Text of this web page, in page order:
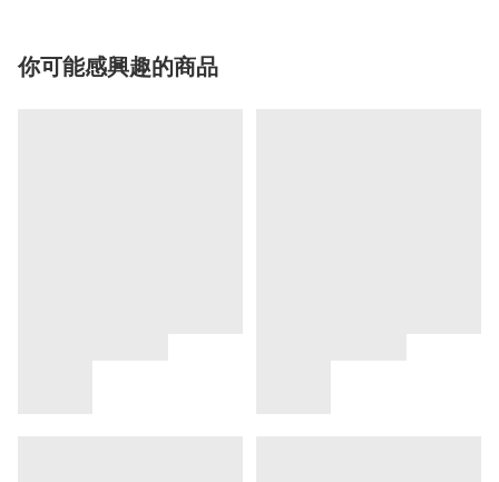
你可能感興趣的商品